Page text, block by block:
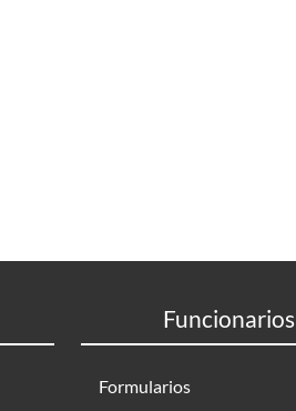
Funcionarios
Formularios